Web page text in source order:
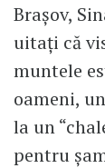
Brașov,
uitați că
muntele
oameni,
la un
pentru